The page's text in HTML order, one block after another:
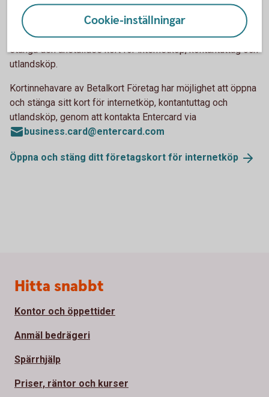
När du får ditt kort är det öppet för internetköp.
Behörig kontaktperson/firmatecknare kontaktar Entercard
via business.card@entercard.com för att både öppna eller
stänga den anställdes kort för internetköp, kontantuttag och
utlandsköp.
Kortinnehavare av Betalkort Företag har möjlighet att öppna
och stänga sitt kort för internetköp, kontantuttag och
utlandsköp, genom att kontakta Entercard via
business.card@entercard.com
Öppna och stäng ditt företagskort för internetköp
Cookie-inställningar
Sidfot
Hitta snabbt
Kontor och öppettider
Anmäl bedrägeri
Spärrhjälp
Priser, räntor och kurser